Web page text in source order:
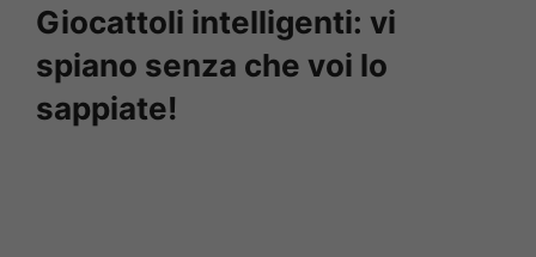
Giocattoli intelligenti: vi
spiano senza che voi lo
sappiate!